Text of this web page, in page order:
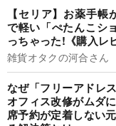
【セリア】お薬手
で軽い「ぺたんこシ
っちゃった!《購入レ
雑貨オタクの河合さん
なぜ「フリーアドレ
オフィス改修がムダ
席予約が定着しない